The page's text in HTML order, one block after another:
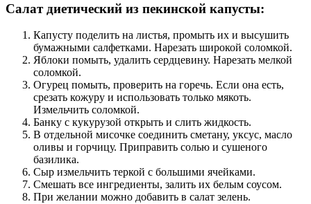
Салат диетический из пекинской капусты:
Капусту поделить на листья, промыть их и высушить
бумажными салфетками. Нарезать широкой соломкой.
Яблоки помыть, удалить сердцевину. Нарезать мелкой
соломкой.
Огурец помыть, проверить на горечь. Если она есть,
срезать кожуру и использовать только мякоть.
Измельчить соломкой.
Банку с кукурузой открыть и слить жидкость.
В отдельной мисочке соединить сметану, уксус, масло
оливы и горчицу. Приправить солью и сушеного
базилика.
Сыр измельчить теркой с большими ячейками.
Смешать все ингредиенты, залить их белым соусом.
При желании можно добавить в салат зелень.